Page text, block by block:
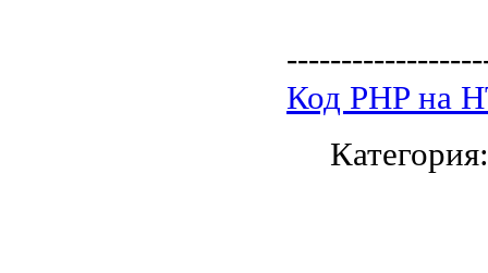
Код PHP на